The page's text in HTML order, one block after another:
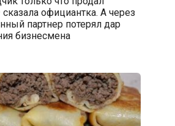
официантка. А через
партнер потерял дар
бизнесмена